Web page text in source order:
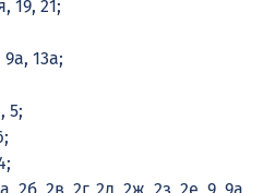
19, 21;
13а;
5;
2б, 2в, 2г, 2д, 2ж, 2з, 2е, 9, 9а,